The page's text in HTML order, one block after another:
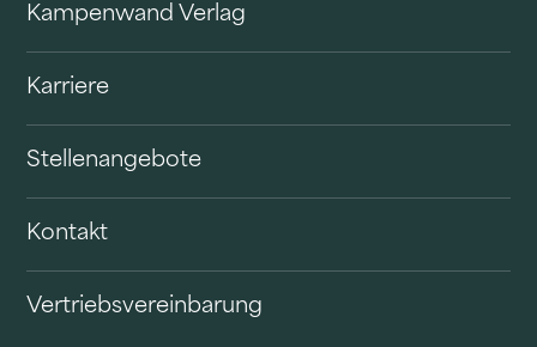
Kampenwand Verlag
Karriere
Stellenangebote
Kontakt
Vertriebsvereinbarung